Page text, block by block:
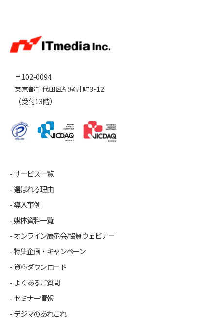
〒102-0094
東京都千代田区紀尾井町3-12
（受付13階）
サービス一覧
選ばれる理由
導入事例
媒体資料一覧
オンライン展示会/協賛ウェビナー
特集企画・キャンペーン
資料ダウンロード
よくあるご質問
セミナー情報
デジマのあれこれ